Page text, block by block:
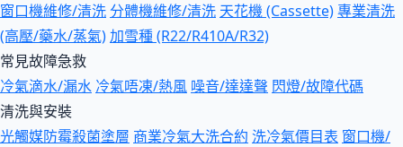
窗口機維修/清洗 分體機維修/清洗 天花機 (Cassette)專業清洗
(高壓/藥水/蒸氣)加雪種 (R22/R410A/R32)
常見故障急救
冷氣滴水/漏水 冷氣唔凍/熱風 噪音/達達聲 閃燈/故障代碼
清洗與安裝
光觸媒防霉殺菌塗層 商業冷氣大洗合約 洗冷氣價目表 窗口機/